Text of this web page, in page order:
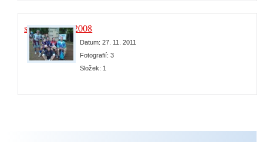
sezóna 2007/2008
Datum:27. 11. 2011
Fotografií:3
Složek: 1